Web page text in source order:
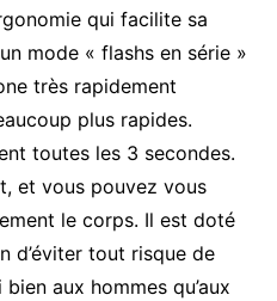
qui facilite sa
mode « flashs en série »
très rapidement
plus rapides.
toutes les 3 secondes.
et vous pouvez vous
le corps. Il est doté
d’éviter tout risque de
aux hommes qu’aux